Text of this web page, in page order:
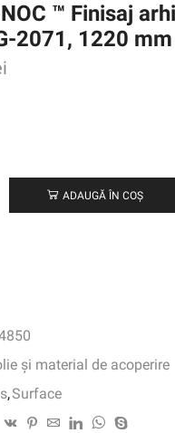
™ Finisaj
2071, 1220
ADAUGĂ ÎN COȘ
și material de acoperire
,Surface